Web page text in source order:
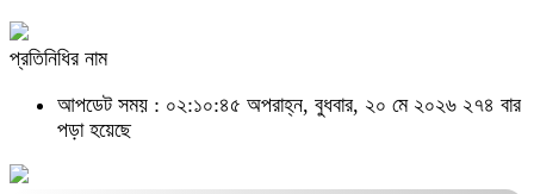
প্রতিনিধির নাম
আপডেট সময় : ০২:১০:৪৫ অপরাহ্ন, বুধবার, ২০ মে ২০২৬ ২৭৪ বার
পড়া হয়েছে